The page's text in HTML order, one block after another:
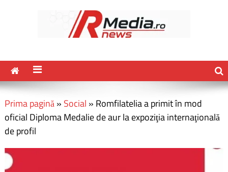
Prima pagină» Social » Romfilatelia a primit în mod
oficial Diploma Medalie de aur la expoziţia internaţională
de profil